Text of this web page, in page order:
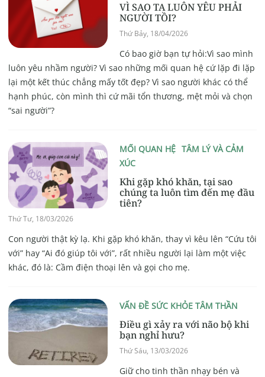
VÌ SAO TA LUÔN YÊU PHẢI
NGƯỜI TỒI?
Thứ Bảy, 18/04/2026
Có bao giờ bạn tự hỏi:Vì sao mình
luôn yêu nhầm người? Vì sao những mối quan hệ cứ lặp đi lặp
lại một kết thúc chẳng mấy tốt đẹp? Vì sao người khác có thể
hạnh phúc, còn mình thì cứ mãi tổn thương, mệt mỏi và chọn
“sai người”?
MỐI QUAN HỆ TÂM LÝ VÀ CẢM
XÚC
Khi gặp khó khăn, tại sao
chúng ta luôn tìm đến mẹ đầu
tiên?
Thứ Tư, 18/03/2026
Con người thật kỳ lạ. Khi gặp khó khăn, thay vì kêu lên “Cứu tôi
với” hay “Ai đó giúp tôi với”, rất nhiều người lại làm một việc
khác, đó là: Cầm điện thoại lên và gọi cho mẹ.
VẤN ĐỀ SỨC KHỎE TÂM THẦN
Điều gì xảy ra với não bộ khi
bạn nghỉ hưu?
Thứ Sáu, 13/03/2026
Giữ cho tinh thần nhạy bén và